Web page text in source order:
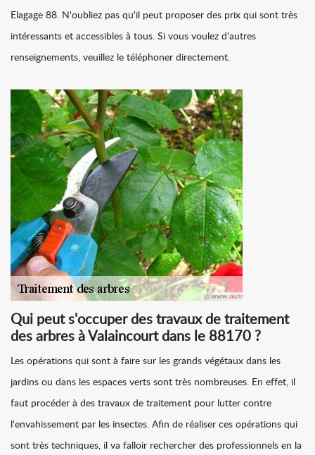
Elagage 88. N'oubliez pas qu'il peut proposer des prix qui sont très
intéressants et accessibles à tous. Si vous voulez d'autres
renseignements, veuillez le téléphoner directement.
Qui peut s'occuper des travaux de traitement
des arbres à Valaincourt dans le 88170 ?
Les opérations qui sont à faire sur les grands végétaux dans les
jardins ou dans les espaces verts sont très nombreuses. En effet, il
faut procéder à des travaux de traitement pour lutter contre
l'envahissement par les insectes. Afin de réaliser ces opérations qui
sont très techniques, il va falloir rechercher des professionnels en la